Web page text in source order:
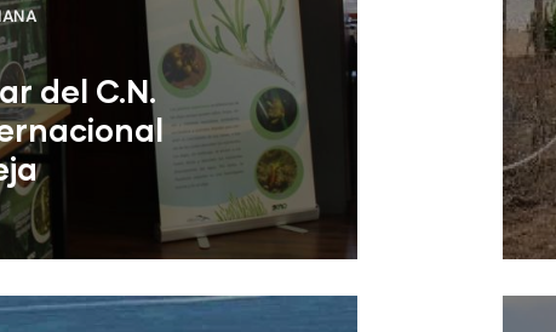
del C.N.